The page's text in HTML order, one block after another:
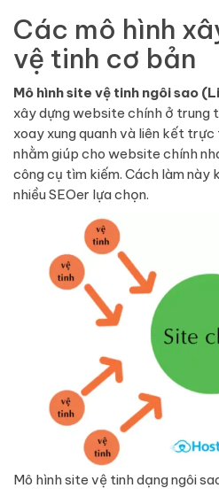
Các mô hình
vệ tinh cơ bản
Mô hình site vệ tinh ngôi sao
xây dựng website chính ở trung
xoay xung quanh và liên kết
nhằm giúp cho website chính
công cụ tìm kiếm. Cách làm này
nhiều SEOer lựa chọn.
Mô hình site vệ tinh dạng ngôi